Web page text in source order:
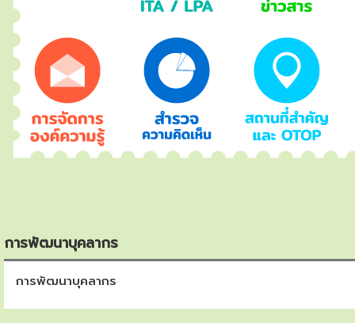
การพัฒนาบุคลากร
การพัฒนาบุคลากร